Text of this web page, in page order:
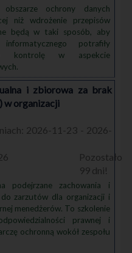
ochrony danych
niż wdrożenie przepisów
będą w taki sposób, aby
potrafiły
kontrolę w aspekcie
i zbiorowa za brak
w organizacji
2026-11-23 - 2026-
99
podejrzane zachowania i
zarzutów dla organizacji i
menedżerów. To szkolenie
prawnej i
ochronną wokół zespołu